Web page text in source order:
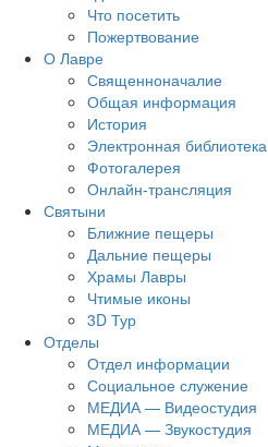
Что посетить
Пожертвование
О Лавре
Священноначалие
Общая информация
История
Электронная библиотека
Фотогалерея
Онлайн-трансляция
Святыни
Ближние пещеры
Дальние пещеры
Храмы Лавры
Чтимые иконы
3D Тур
Отделы
Отдел информации
Социальное служение
МЕДИА — Видеостудия
МЕДИА — Звукостудия